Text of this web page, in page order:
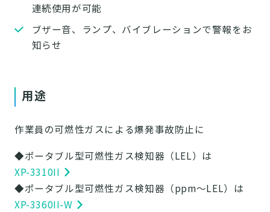
連続使用が可能
ブザー音、ランプ、バイブレーションで警報をお
知らせ
用途
作業員の可燃性ガスによる爆発事故防止に
◆ポータブル型可燃性ガス検知器（LEL）は
XP-3310II
◆ポータブル型可燃性ガス検知器（ppm～LEL）は
XP-3360II-W